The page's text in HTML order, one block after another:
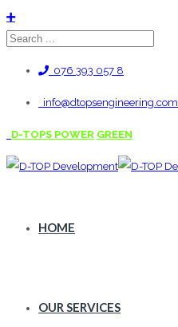
076 393 057 8
info@dtopsengineering.com
D-TOPS POWER GREEN
HOME
OUR SERVICES